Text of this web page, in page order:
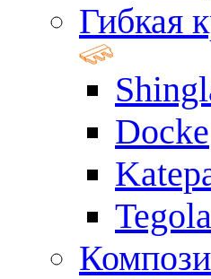
Гибкая
Docke
Tegola